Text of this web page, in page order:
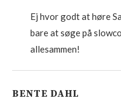
Ej hvor godt at høre
bare at søge på
allesammen!
BENTE DAHL